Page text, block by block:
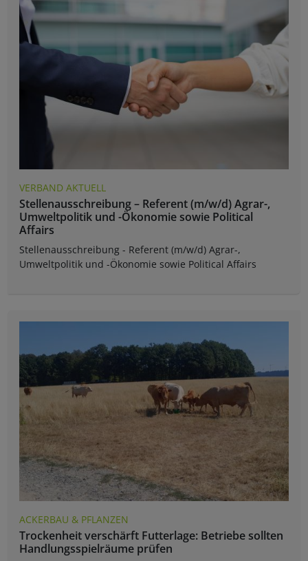
VERBAND AKTUELL
Stellenausschreibung – Referent (m/w/d) Agrar-,
Umweltpolitik und -Ökonomie sowie Political
Affairs
Stellenausschreibung - Referent (m/w/d) Agrar-,
Umweltpolitik und -Ökonomie sowie Political Affairs
ACKERBAU & PFLANZEN
Trockenheit verschärft Futterlage: Betriebe sollten
Handlungsspielräume prüfen